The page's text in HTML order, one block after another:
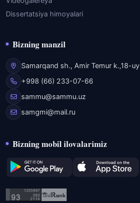
Dissertatsiya himoyalari
Bizning manzil
Samarqand sh., Amir Temur k.,18-uy
+998 (66) 233-07-66
sammu@sammu.uz
samgmi@mail.ru
Bizning mobil ilovalarimiz